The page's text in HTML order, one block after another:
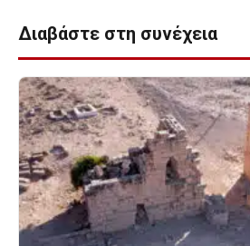
Διαβάστε στη συνέχεια